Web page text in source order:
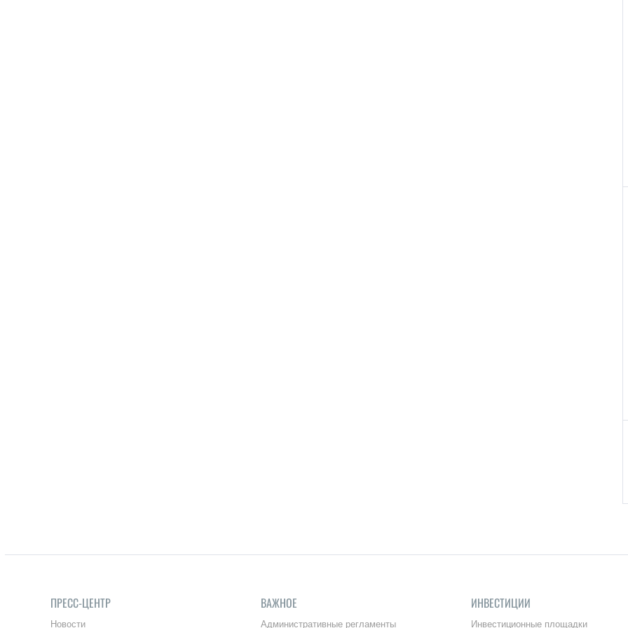
ПРЕСС-ЦЕНТР
Новости
ВАЖНОЕ
Административные регламенты
ИНВЕСТИЦИИ
Инвестиционные площадки